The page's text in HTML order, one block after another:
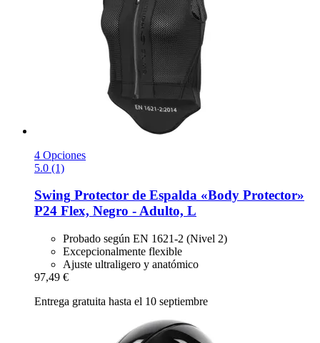
4 Opciones
5.0 (1)
Swing Protector de Espalda «Body Protector»
P24 Flex, Negro -​ Adulto, L
Probado según EN 1621-2 (Nivel 2)
Excepcionalmente flexible
Ajuste ultraligero y anatómico
97,49 €
Entrega gratuita hasta el 10 septiembre